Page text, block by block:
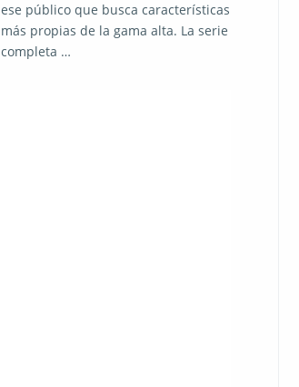
ese público que busca características
más propias de la gama alta. La serie
completa …